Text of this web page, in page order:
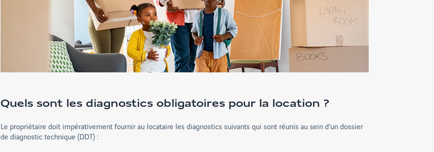
Quels sont les diagnostics obligatoires pour la location ?
Le propriétaire doit impérativement fournir au locataire les diagnostics suivants qui sont réunis au sein d’un dossier
de diagnostic technique (DDT) :